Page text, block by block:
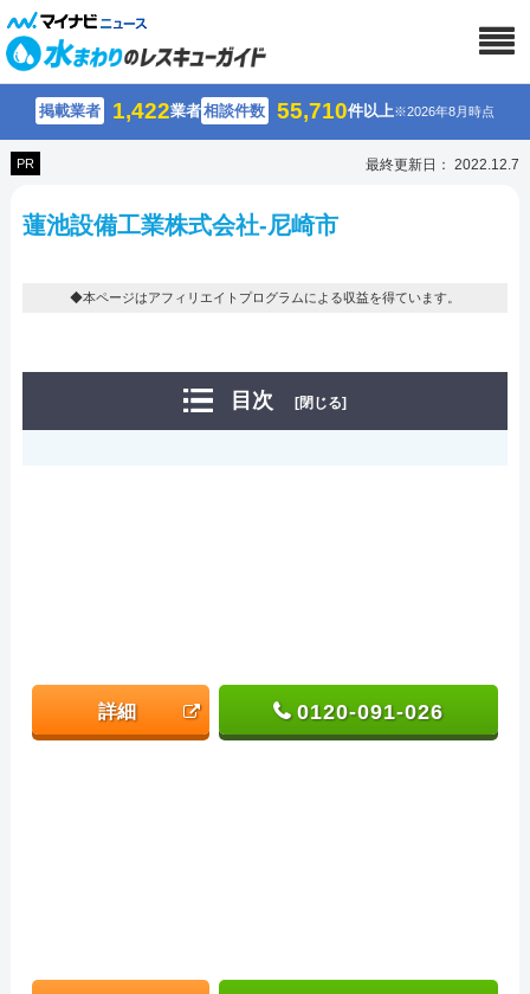
掲載業者 1,422業者相談件数 55,710件以上※2026年8月時点
PR 最終更新日： 2022.12.7
蓮池設備工業株式会社-尼崎市
◆本ページはアフィリエイトプログラムによる収益を得ています。
目次 [閉じる]
詳細 0120-091-026